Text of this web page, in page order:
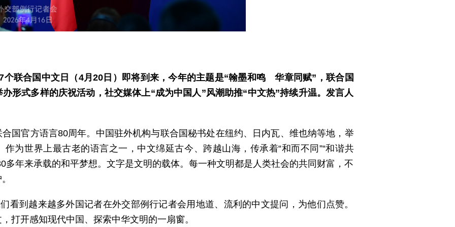
个联合国中文日（4月20日）即将到来，今年的主题是“翰墨和鸣 华章同赋”，联合国
形式多样的庆祝活动，社交媒体上“成为中国人”风潮助推“中文热”持续升温。发言人
国官方语言80周年。中国驻外机构与联合国秘书处在纽约、日内瓦、维也纳等地，举
为世界上最古老的语言之一，中文绵延古今、跨越山海，传承着“和而不同”“和谐共
多年来承载的和平梦想。文字是文明的载体。每一种文明都是人类社会的共同财富，不
看到越来越多外国记者在外交部例行记者会用地道、流利的中文提问，为他们点赞。
打开感知现代中国、探索中华文明的一扇窗。